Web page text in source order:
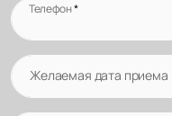
Телефон*
Желаемая дата приема